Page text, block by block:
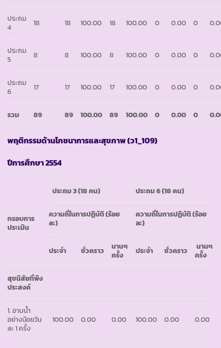
ประถม
4
18 18 100.00 18 100.00 0 0.00 0
ประถม
5
8 8 100.00 8 100.00 0 0.00 0
ประถม
6
17 17 100.00 17 100.00 0 0.00 0
รวม 89 89 100.00 89 100.00 0 0.00 0
พฤติกรรมด้านโภชนาการและสุขภาพ(ว1_109)
ปีการศึกษา2554
กรอบการ
ประเมิน
ประถม3 (18 คน) ประถม6 (18 คน)
ความถี่ในการปฏิบัติ(ร้อย
ละ)
ความถี่ในการปฏิบัติ(ร้อย
ละ)
ประจำ ชั่วคราว
นานๆ
ครั้ง
ประจำ ชั่วคราว
นานๆ
ครั้ง
สุขนิสัยที่พึง
ประสงค์
1. อาบน้ำ
อย่างน้อยวัน
ละ 1 ครั้ง
100.00 0.00 0.00 100.00 0.00 0.00